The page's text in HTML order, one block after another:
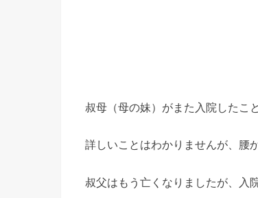
叔母（母の妹）がまた入院したこ
詳しいことはわかりませんが、腰
叔父はもう亡くなりましたが、入